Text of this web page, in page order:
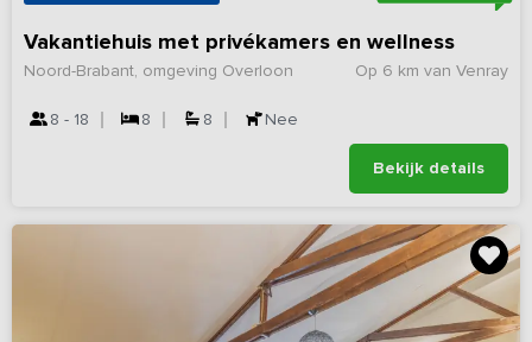
Vakantiehuis met privékamers en wellness
Op 6 km van Venray
Noord-Brabant, omgeving Overloon
8 - 18 8 8 Nee
Bekijk details